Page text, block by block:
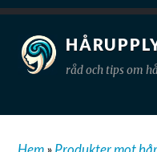
råd och tips om